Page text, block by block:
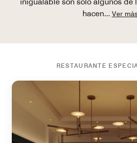
hacen... Ver
RESTAURANTE